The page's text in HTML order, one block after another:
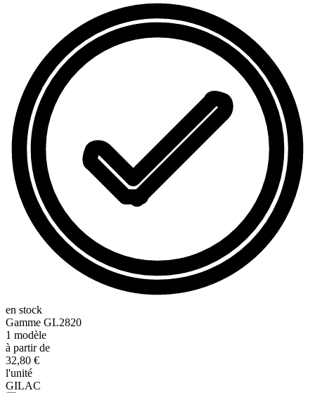
en stock
Gamme GL2820
1 modèle
à partir de
32,80 €
l'unité
GILAC